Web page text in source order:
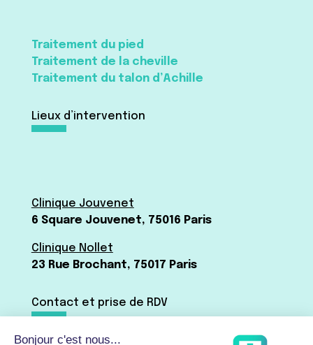
Traitement du pied
Traitement de la cheville
Traitement du talon d’Achille
Lieux d’intervention
Clinique Jouvenet
6 Square Jouvenet, 75016 Paris
Clinique Nollet
23 Rue Brochant, 75017 Paris
Contact et prise de RDV